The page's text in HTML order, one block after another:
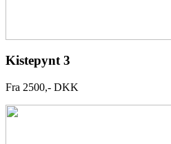
Kistepynt 3
Fra 2500,- DKK